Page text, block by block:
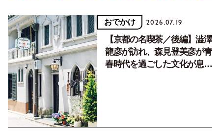
おでかけ 2026.07.19
【京都の名喫茶／後編】澁澤
龍彦が訪れ、森見登美彦が青
春時代を過ごした文化が息づ